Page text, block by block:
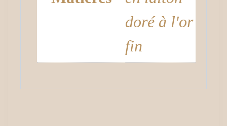
doré à l'or
fin